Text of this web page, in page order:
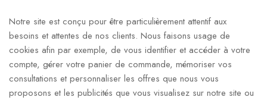
Notre site est conçu pour être particulièrement attentif aux
besoins et attentes de nos clients. Nous faisons usage de
cookies afin par exemple, de vous identifier et accéder à votre
compte, gérer votre panier de commande, mémoriser vos
consultations et personnaliser les offres que nous vous
proposons et les publicités que vous visualisez sur notre site ou